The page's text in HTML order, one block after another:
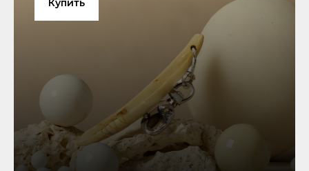
Купить